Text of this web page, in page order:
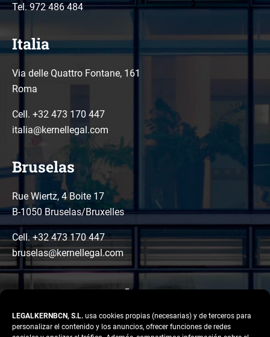
LEGALKERNBCN, S.L. usa cookies propias (necesarias) y de terceros para
personalizar el contenido y los anuncios, ofrecer funciones de redes
Tel.972 486 484
Italia
Via delle Quattro Fontane, 161
Roma
Cell. +32 473 170 447
italia@kernellegal.com
Bruselas
Rue Wiertz, 4 Boite 17
B-1050 Bruselas/Bruxelles
Cell. +32 473 170 447
bruselas@kernellegal.com